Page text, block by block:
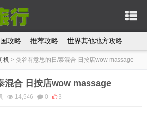
攻略 推荐攻略 世界其他地方攻略
机 > 曼谷有意思的日/泰混合 日按店wow massage
混合 日按店wow massage
14,546 0 3